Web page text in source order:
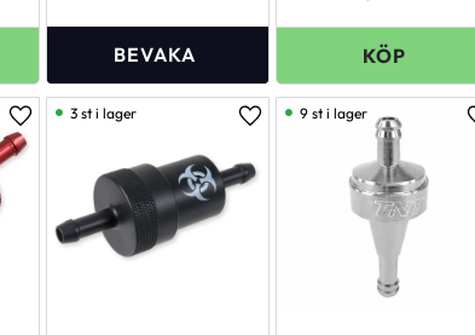
Lägg till i favoriter Lägg till i favoriter
3 st i lager 9 st i lager